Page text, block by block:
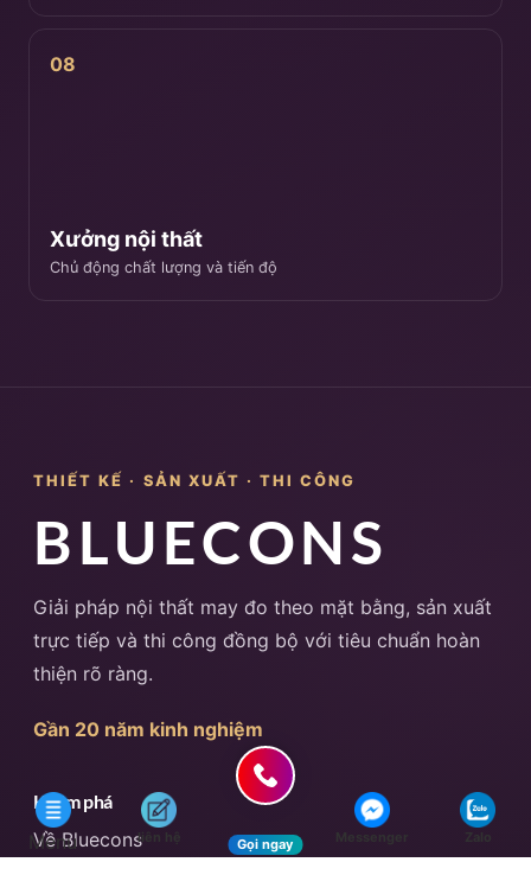
Menu liên hệ Gọi ngay Messenger Zalo
08
Xưởng nội thất
Chủ động chất lượng và tiến độ
THIẾT KẾ · SẢN XUẤT · THI CÔNG
BLUECONS
Giải pháp nội thất may đo theo mặt bằng, sản xuất
trực tiếp và thi công đồng bộ với tiêu chuẩn hoàn
thiện rõ ràng.
Gần 20 năm kinh nghiệm
Khám phá
Về Bluecons